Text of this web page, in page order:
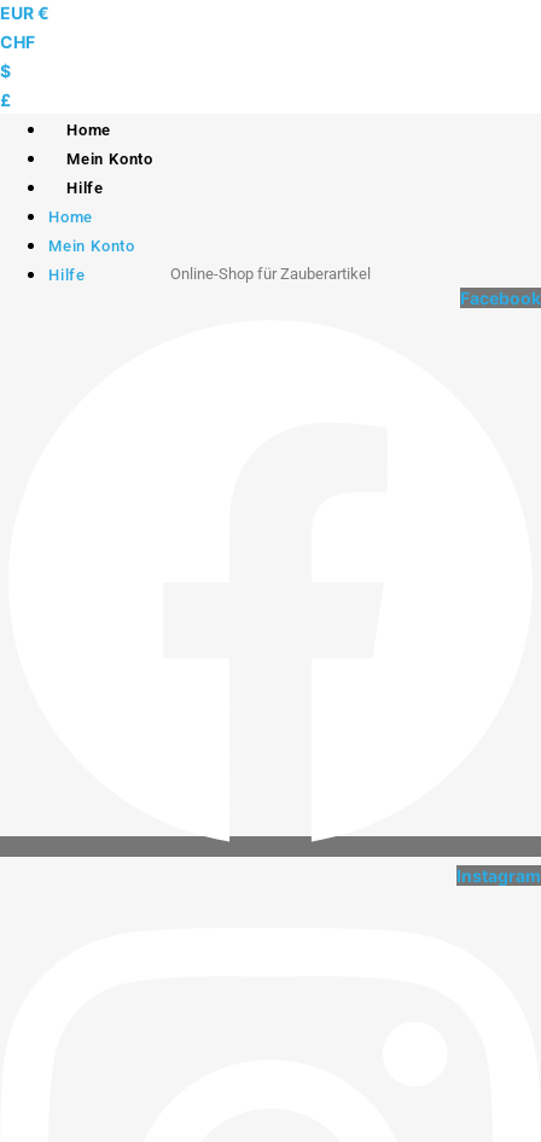
Skip
to
content
EUR €
CHF
$
£
Home
Mein Konto
Hilfe
Home
Mein Konto
Hilfe
Online-Shop für Zauberartikel
Facebook
Instagram